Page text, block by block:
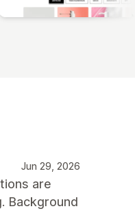
Jun 29, 2026
are
Background